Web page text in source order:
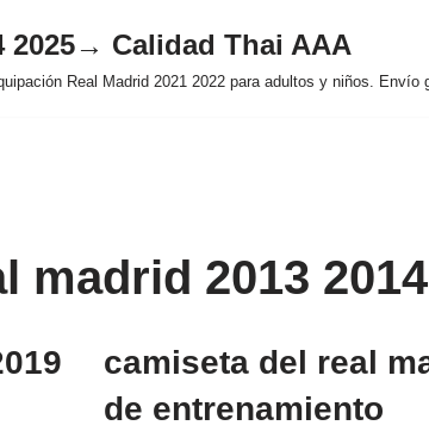
2025→ Calidad Thai AAA
Real Madrid 2021 2022 para adultos y niños.
madrid 2013 2014
camiseta del real
de entrenamiento